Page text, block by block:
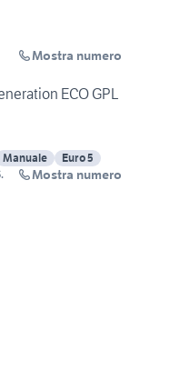
Mostra numero
ECO GPL
Manuale
Euro 5
Mostra numero